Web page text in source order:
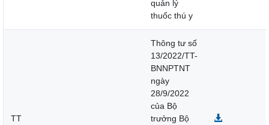
quản lý
thuốc thú y
TT
Thông tư số
13/2022/TT-
BNNPTNT
ngày
28/9/2022
của Bộ
trưởng Bộ